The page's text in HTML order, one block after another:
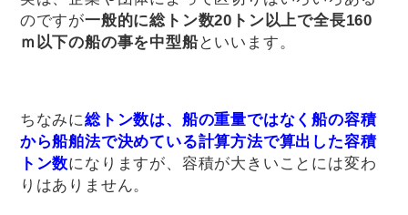
のですが一般的に総トン数20トン以上で全長160
ｍ以下の船の事を中型船といいます。
ちなみに総トン数は、船の重量ではなく船の容積
から船舶法で決めている計算方法で算出した容積
トン数になりますが、容積が大きいことには変わ
りはありません。